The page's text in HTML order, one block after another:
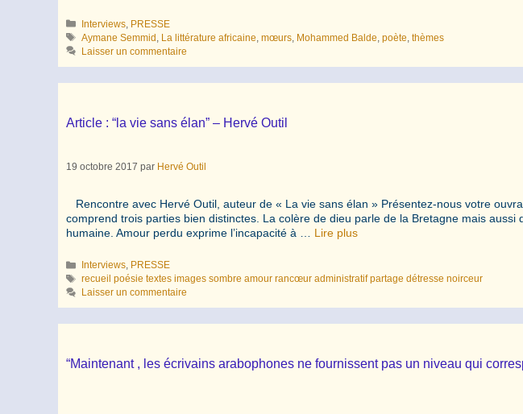
Catégories
Interviews PRESSE
Étiquettes
Aymane Semmid La littérature africaine ,mœurs Mohammed Balde ,poète ,thèmes
Laisser un commentaire
Article : “la vie sans élan” – Hervé Outil
19 octobre 2017 par Hervé Outil
Rencontre avec Hervé Outil, auteur de « La vie sans élan » Présentez-nous votre
comprend trois parties bien distinctes. La colère de dieu parle de la Bretagne mais
humaine. Amour perdu exprime l’incapacité à … Lire plus
Catégories
Interviews, PRESSE
Étiquettes
recueil poésie textes images sombre amour rancœur administratif partage détresse noirceur
Laisser un commentaire
“Maintenant , les écrivains arabophones ne fournissent pas un niveau qui